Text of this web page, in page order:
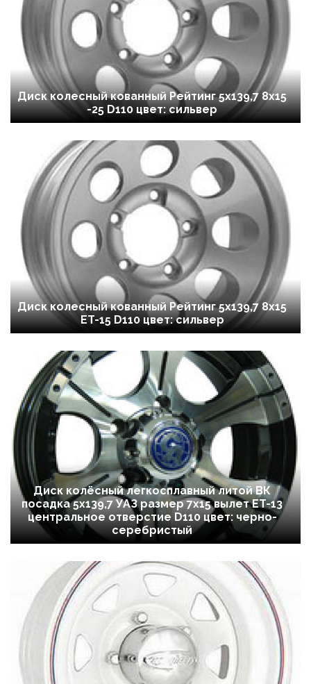
Диск колесный кованный Рейтинг 5х139,7 8x15
-25 D110 цвет: сильвер
Диск колесный кованный Рейтинг 5х139,7 8x15
ET-15 D110 цвет: сильвер
Диск колёсный легкосплавный литой ВК
посадка 5x139,7 УАЗ размер 7х15 вылет ET-13
центральное отверстие D110 цвет: черно-
серебристый